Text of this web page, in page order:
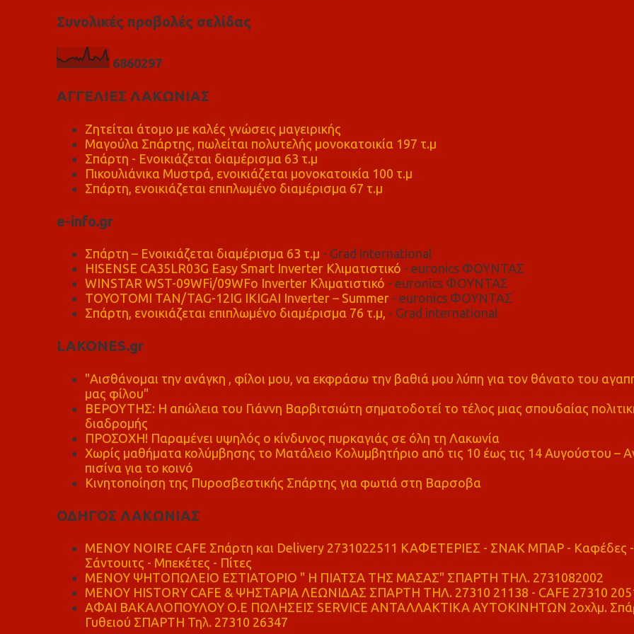
Συνολικές προβολές σελίδας
6860297
ΑΓΓΕΛΙΕΣ ΛΑΚΩΝΙΑΣ
Ζητείται άτομο με καλές γνώσεις μαγειρικής
Μαγούλα Σπάρτης, πωλείται πολυτελής μονοκατοικία 197 τ.μ
Σπάρτη - Ενοικιάζεται διαμέρισμα 63 τ.μ
Πικουλιάνικα Μυστρά, ενοικιάζεται μονοκατοικία 100 τ.μ
Σπάρτη, ενοικιάζεται επιπλωμένο διαμέρισμα 67 τ.μ
e-info.gr
Σπάρτη – Ενοικιάζεται διαμέρισμα 63 τ.μ - Grad international
HISENSE CA35LR03G Easy Smart Inverter Κλιματιστικό - euronics ΦΟΥΝΤΑΣ
WINSTAR WST-09WFi/09WFo Inverter Κλιματιστικό - euronics ΦΟΥΝΤΑΣ
TOYOTOMI TAN/TAG-12IG IKIGAI Inverter – Summer- euronics ΦΟΥΝΤΑΣ
Σπάρτη, ενοικιάζεται επιπλωμένο διαμέρισμα 76 τ.μ, - Grad international
LAKONES.gr
"Αισθάνομαι την ανάγκη , φίλοι μου, να εκφράσω την βαθιά μου λύπη για τον θάνατο του
μας φίλου"
ΒΕΡΟΥΤΗΣ: Η απώλεια του Γιάννη Βαρβιτσιώτη σηματοδοτεί το τέλος μιας σπουδαίας
διαδρομής
ΠΡΟΣΟΧΗ! Παραμένει υψηλός ο κίνδυνος πυρκαγιάς σε όλη τη Λακωνία
Χωρίς μαθήματα κολύμβησης το Ματάλειο Κολυμβητήριο από τις 10 έως τις 14 Αυγούστου –
πισίνα για το κοινό
Κινητοποίηση της Πυροσβεστικής Σπάρτης για φωτιά στη Βαρσοβα
ΟΔΗΓΟΣ ΛΑΚΩΝΙΑΣ
MENOY NOIRE CAFE Σπάρτη και Delivery 2731022511 ΚΑΦΕΤΕΡΙΕΣ - ΣΝΑΚ ΜΠΑΡ - Καφέδες -
Σάντουιτς - Μπεκέτες - Πίτες
ΜΕΝΟΥ ΨΗΤΟΠΩΛΕΙΟ ΕΣΤΙΑΤΟΡΙΟ " Η ΠΙΑΤΣΑ ΤΗΣ ΜΑΣΑΣ" ΣΠΑΡΤΗ ΤΗΛ. 2731082002
ΜΕΝΟΥ HISTORY CAFE & ΨΗΣΤΑΡΙΑ ΛΕΩΝΙΔΑΣ ΣΠΑΡΤΗ ΤΗΛ. 27310 21138 - CAFE 27310
ΑΦΑΙ ΒΑΚΑΛΟΠΟΥΛΟΥ Ο.Ε ΠΩΛΗΣΕΙΣ SERVICE ΑΝΤΑΛΛΑΚΤΙΚΑ ΑΥΤΟΚΙΝΗΤΩΝ 2οχλμ.
Γυθειού ΣΠΑΡΤΗ Τηλ. 27310 26347